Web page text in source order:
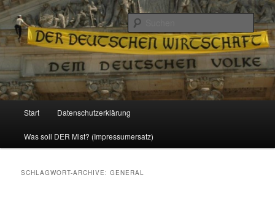
Reizzentrum
Politik, Wirtschaft, Soziales und Gesellschaft
Zum
Inhalt
Zum
sekundären
Start Datenschutzerklärung
Was soll DER Mist? (Impressumersatz)
SCHLAGWORT-ARCHIVE:GENERAL